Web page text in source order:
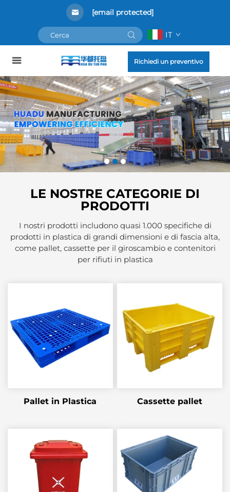
[email protected]
IT
Richiedi un preventivo
LE NOSTRE CATEGORIE DI
PRODOTTI
I nostri prodotti includono quasi 1.000 specifiche di
prodotti in plastica di grandi dimensioni e di fascia alta,
come pallet, cassette per il giroscambio e contenitori
per rifiuti in plastica
Pallet in Plastica Cassette pallet